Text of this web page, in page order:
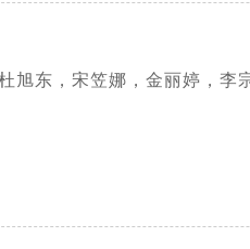
东，宋笠娜，金丽婷，李